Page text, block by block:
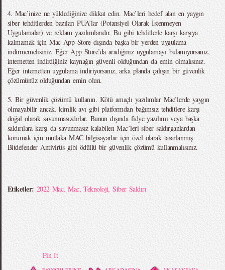
4. Mac’inize ne yüklediğinize dikkat edin. Mac’leri hedef alan en yaygın
siber tehditlerden bazıları PUA’lar (Potansiyel Olarak İstenmeyen
Uygulamalar) ve reklam yazılımlarıdır. Bu gibi tehditlerle karşı karşıya
kalmamak için Mac App Store dışında başka bir yerden uygulama
indirmemelisiniz. Eğer App Store’da aradığınız uygulamayı bulamıyorsanız,
internetten indirdiğiniz kaynağın güvenli olduğundan da emin olmalısınız.
Eğer internetten uygulama indiriyorsanız, arka planda çalışan bir güvenlik
çözümünüz olduğundan emin olun.
5. Bir güvenlik çözümü kullanın. Kötü amaçlı yazılımlar Mac’lerde yaygın
olmayabilir ancak, kimlik avı gibi platformdan bağımsız tehditlere karşı
doğal olarak savunmasızdırlar. Bunun dışında fidye yazılımı veya başka
saldırılara karşı da savunmasız kalabilen Mac’leri siber saldırganlardan
korumak için mutlaka MAC bilgisayarlar için özel olarak tasarlanmış
Bitdefender Antivirüs gibi ödüllü bir güvenlik çözümü kullanmalısınız.
Etiketler: 2022 Mac,Mac,Teknoloji,Siber Saldırı
Pin It